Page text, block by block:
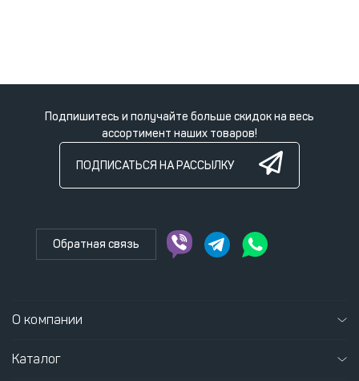
Подпишитесь и получайте больше скидок на весь
ассортимент наших товаров!
ПОДПИСАТЬСЯ НА РАССЫЛКУ
Обратная связь
О компании
Каталог